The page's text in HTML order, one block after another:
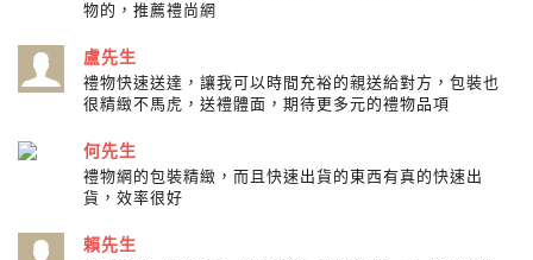
物的，推薦禮尚網
盧先生
禮物快速送達，讓我可以時間充裕的親送給對方，包裝也
很精緻不馬虎，送禮體面，期待更多元的禮物品項
何先生
禮物網的包裝精緻，而且快速出貨的東西有真的快速出
貨，效率很好
賴先生